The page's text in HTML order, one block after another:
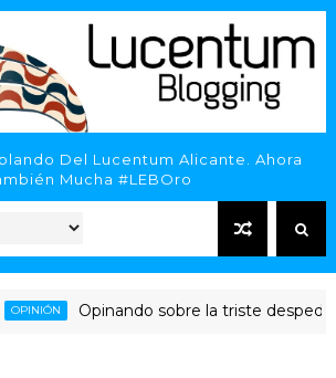
Del Lucentum Alicante. Ahora
Mucha #LEBOro
Opinando sobre la triste despedida